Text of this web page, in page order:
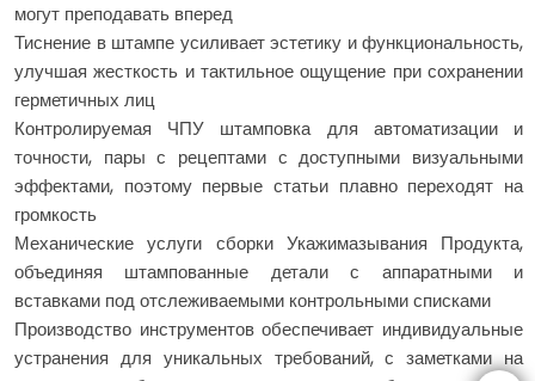
могут преподавать вперед
Тиснение в штампе усиливает эстетику и функциональность,
улучшая жесткость и тактильное ощущение при сохранении
герметичных лиц
Контролируемая ЧПУ штамповка для автоматизации и
точности, пары с рецептами с доступными визуальными
эффектами, поэтому первые статьи плавно переходят на
громкость
Механические услуги сборки Укажимазывания Продукта,
объединяя штампованные детали с аппаратными и
вставками под отслеживаемыми контрольными списками
Производство инструментов обеспечивает индивидуальные
устранения для уникальных требований, с заметками на